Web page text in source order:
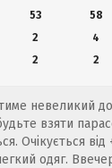
53
58
2
4
2
2
невеликий
взяти
Очікується від
одяг.